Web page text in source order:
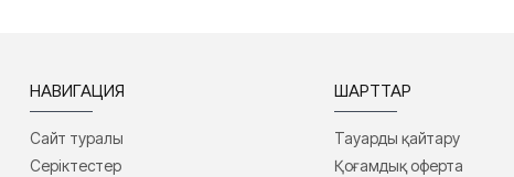
НАВИГАЦИЯ
Сайт туралы
Серіктестер
ШАРТТАР
Тауарды қайтару
Қоғамдық оферта